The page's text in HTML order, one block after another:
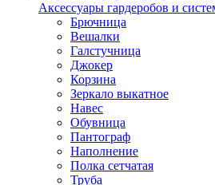
Аксессуары гардеробов и
Брючница
Вешалки
Галстучница
Джокер
Корзина
Зеркало выкатное
Навес
Обувница
Пантограф
Наполнение
Полка сетчатая
Труба